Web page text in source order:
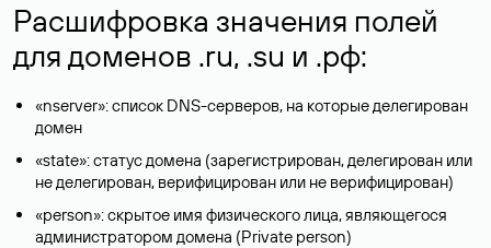
Расшифровка значения полей
для доменов .ru, .su и .рф:
«nserver»: список DNS-серверов, на которые делегирован
домен
«state»: статус домена (зарегистрирован, делегирован или
не делегирован, верифицирован или не верифицирован)
«person»: скрытое имя физического лица, являющегося
администратором домена (Privatе person)